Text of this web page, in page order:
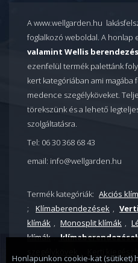
A www.wellgarden.hu
foglalkozó weboldal. A honlap
valamint Wellis
ezenfelül termék palettánk
kert kategóriában ami magába
medence szegélyköveket.
törekszünk és a lehető
szolgáltatásra.
Tel: 06 30 368 68 43
email: info@wellgarden.hu
Termék kategóriák: Akciós
;
Klímaberendezések ,
klímák , Monosplit klímák ,
klímák .
Honlapunkon cookie-kat (sütiket)